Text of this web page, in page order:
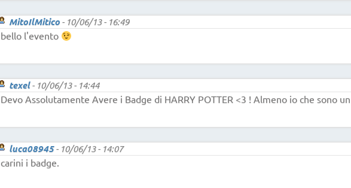
MitoIlMitico- 10/06/13 - 16:49
bello l'evento
texel- 10/06/13 - 14:44
Devo Assolutamente Avere i Badge di HARRY POTTER <3 ! Almeno io che sono
luca08945- 10/06/13 - 14:07
carini i badge.